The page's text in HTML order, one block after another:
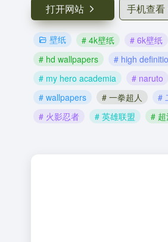
打开网站 手机查看
壁纸 # 4k壁纸 # 6k壁纸
# hd wallpapers
# high
# my hero academia
# naruto
# wallpapers
# 一拳超人 #
# 火影忍者
# 英雄联盟 #